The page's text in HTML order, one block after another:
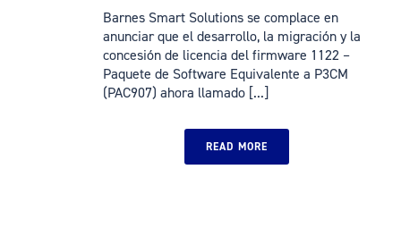
Barnes Smart Solutions se complace en
anunciar que el desarrollo, la migración y la
concesión de licencia del firmware 1122 –
Paquete de Software Equivalente a P3CM
(PAC907) ahora llamado [...]
READ MORE